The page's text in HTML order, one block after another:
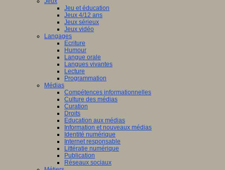
Jeu et éducation
Jeux 4/12 ans
Jeux sérieux
Jeux vidéo
Langages
Ecriture
Humour
Langue orale
Langues vivantes
Lecture
Programmation
Médias
Compétences informationnelles
Culture des médias
Curation
Droits
Education aux médias
Information et nouveaux médias
Identité numérique
Internet responsable
Littératie numérique
Publication
Réseaux sociaux